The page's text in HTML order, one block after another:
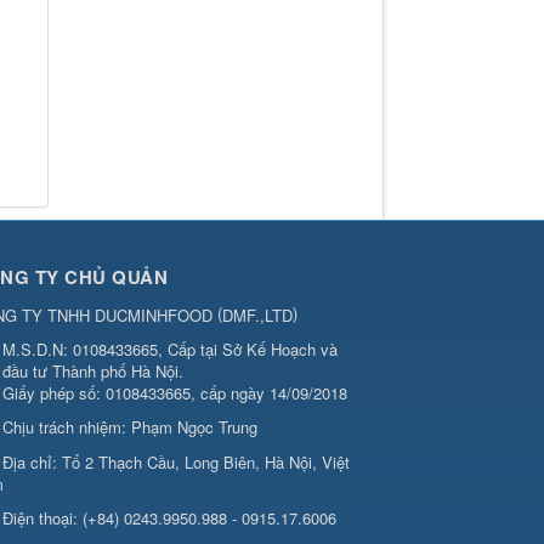
TY CHỦ QUẢN
TY TNHH DUCMINHFOOD (DMF.,LTD)
M.S.D.N: 0108433665, Cấp tại Sở Kế Hoạch và
đầu tư Thành phố Hà Nội.
Giấy phép số: 0108433665, cấp ngày 14/09/2018
Chịu trách nhiệm: Phạm Ngọc Trung
Địa chỉ: Tổ 2 Thạch Cầu, Long Biên, Hà Nội, Việt
Điện thoại: (+84) 0243.9950.988 - 0915.17.6006